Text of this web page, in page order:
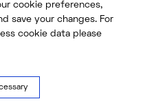
cookie preferences,
save your changes. For
cookie data please
cookie preferences,
save your changes. For
cookie data please